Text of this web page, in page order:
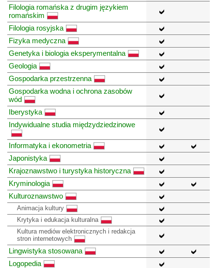
Filologia romańska z drugim językiem
romańskim
Filologia rosyjska
Fizyka medyczna
Genetyka i biologia eksperymentalna
Geologia
Gospodarka przestrzenna
Gospodarka wodna i ochrona zasobów
wód
Iberystyka
Indywidualne studia międzydziedzinowe
Informatyka i ekonometria
Japonistyka
Krajoznawstwo i turystyka historyczna
Kryminologia
Kulturoznawstwo
Animacja kultury
Krytyka i edukacja kulturalna
Kultura mediów elektronicznych i redakcja
stron internetowych
Lingwistyka stosowana
Logopedia